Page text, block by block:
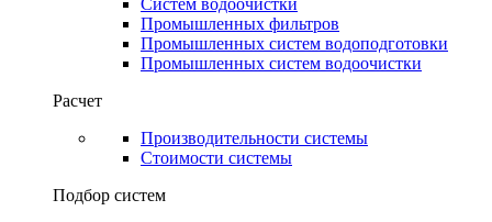
Систем водоочистки
Промышленных фильтров
Промышленных систем водоподготовки
Промышленных систем водоочистки
Расчет
Производительности системы
Стоимости системы
Подбор систем